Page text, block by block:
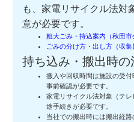
も、家電リサイクル法対
意が必要です。
粗大ごみ・持込案内（秋田市
ごみの分け方・出し方（収集
持ち込み・搬出時の
搬入や回収時間は施設の受
事前確認が必要です。
家電リサイクル法対象（テ
途手続きが必要です。
当社での搬出時には搬出経